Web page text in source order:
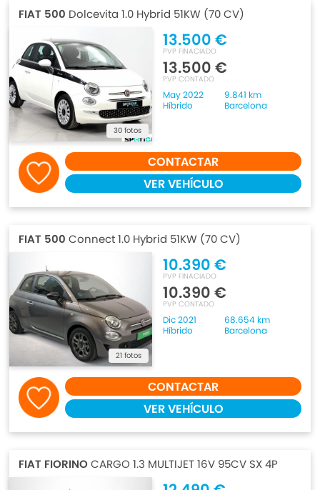
FIAT 500 Dolcevita 1.0 Hybrid 51KW (70 CV)
30 fotos
13.500 €
PVP FINACIADO
13.500 €
PVP CONTADO
May 2022
9.841 km
Híbrido
Barcelona
CONTACTAR
VER VEHÍCULO
FIAT 500 Connect 1.0 Hybrid 51KW (70 CV)
21 fotos
10.390 €
PVP FINACIADO
10.390 €
PVP CONTADO
Dic 2021
68.654 km
Híbrido
Barcelona
CONTACTAR
VER VEHÍCULO
FIAT FIORINOCARGO 1.3 MULTIJET 16V 95CV SX 4P